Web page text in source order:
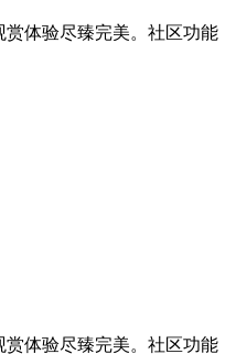
体验尽臻完美。社区功能
体验尽臻完美。社区功能